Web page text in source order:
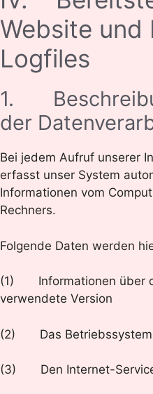
Website und
Logfiles
1.
der
Bei jedem Aufruf unserer
erfasst unser System
Informationen vom
Rechners.
Folgende Daten werden
(1) Informationen über
verwendete Version
(2) Das Betriebssystem
(3) Den Internet-